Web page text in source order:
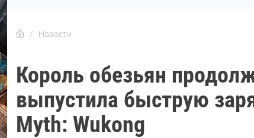
Новости
Король обезьян
выпустила быструю
Myth: Wukong